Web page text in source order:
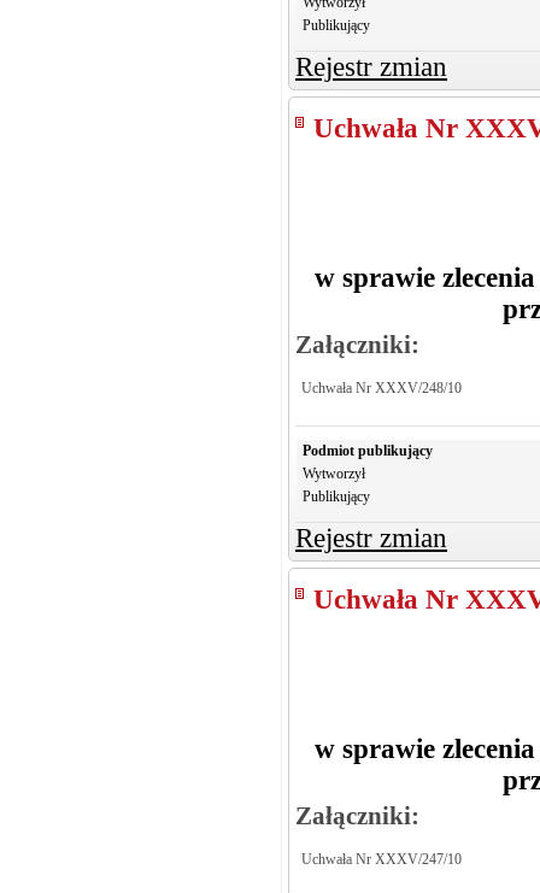
Publikujący
Rejestr zmian
Uchwała Nr
w sprawie
Załączniki:
Uchwała Nr XXXV/248/10
Podmiot publikujący
Wytworzył
Publikujący
Rejestr zmian
Uchwała Nr
w sprawie
Załączniki:
Uchwała Nr XXXV/247/10